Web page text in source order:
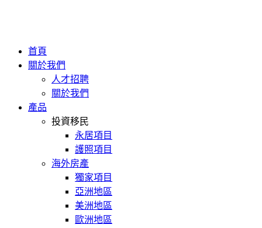
首頁
關於我們
人才招聘
關於我們
產品
投資移民
永居項目
護照項目
海外房產
獨家項目
亞洲地區
美洲地區
歐洲地區